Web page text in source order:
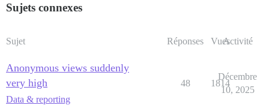
Sujets connexes
Sujet Réponses VuesActivité
Anonymous views suddenly
very high
Data & reporting
48 1814
Décembre
10, 2025